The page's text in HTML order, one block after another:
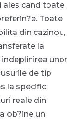
ales cand toate
Toate
din cazinou,
la
unor
de tip
la specific
reale din
ob?ine un